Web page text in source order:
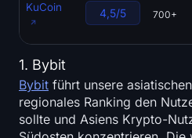
KuCoin 4,5/5 700+
1. Bybit
Bybit führt unsere
regionales Ranking den
sollte und Asiens Krypto-